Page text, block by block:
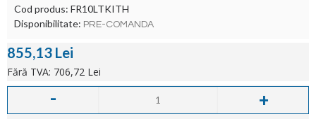
Cod produs: FR10LTKITH
Disponibilitate: PRE-COMANDA
855,13 Lei
Fără TVA: 706,72 Lei
- +